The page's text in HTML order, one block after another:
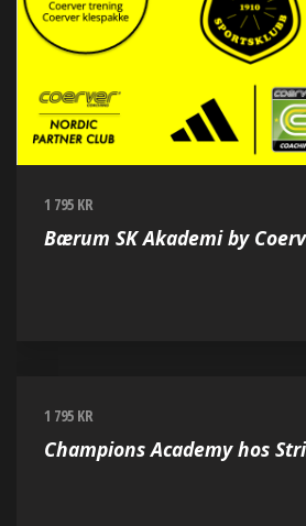
1 795 KR
Bærum SK Akademi by
1 795 KR
Champions Academy hos